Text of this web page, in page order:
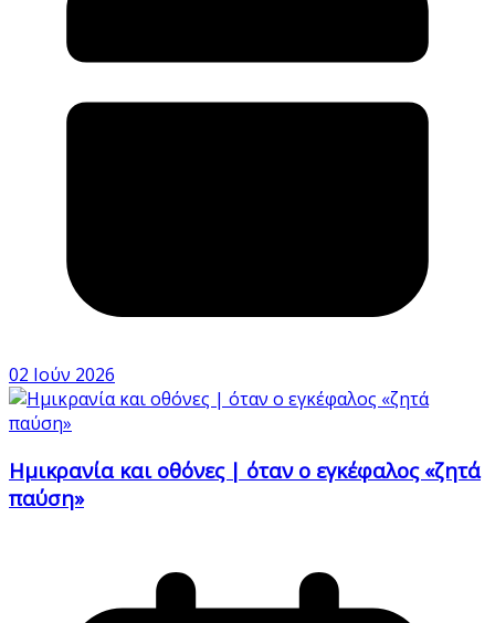
02 Ιούν 2026
Ημικρανία και οθόνες | όταν ο εγκέφαλος «ζητά
παύση»